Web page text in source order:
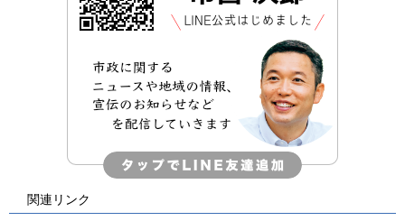
関連リンク